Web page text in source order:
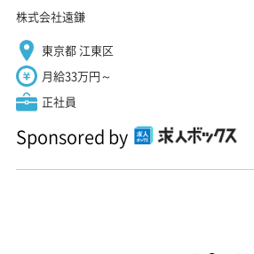
株式会社遠鎌
東京都 江東区
月給33万円～
正社員
Sponsored by